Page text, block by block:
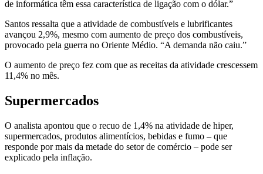
de informática têm essa característica de ligação com o dólar.”
Santos ressalta que a atividade de combustíveis e lubrificantes
avançou 2,9%, mesmo com aumento de preço dos combustíveis,
provocado pela guerra no Oriente Médio. “A demanda não caiu.”
O aumento de preço fez com que as receitas da atividade crescessem
11,4% no mês.
Supermercados
O analista apontou que o recuo de 1,4% na atividade de hiper,
supermercados, produtos alimentícios, bebidas e fumo – que
responde por mais da metade do setor de comércio – pode ser
explicado pela inflação.